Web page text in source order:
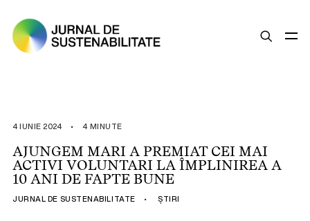
ȘTIRI
OPINII
ESG
4 IUNIE 2024 • 4 MINUTE
AJUNGEM MARI A PREMIAT CEI MAI
ACTIVI VOLUNTARI LA ÎMPLINIREA A
10 ANI DE FAPTE BUNE
JURNAL DE SUSTENABILITATE • ȘTIRI